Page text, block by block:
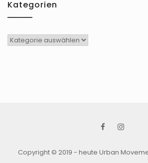
Kategorien
Kategorien
Copyright © 2019 - heute Urban